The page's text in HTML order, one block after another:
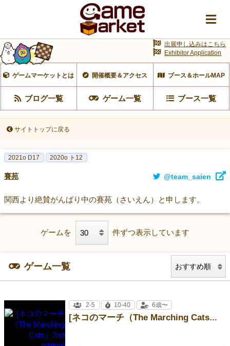
ゲームマーケットとは 開催概要＆アクセス ブース＆ホールMAP
ブログ一覧 ゲーム一覧 ブース一覧
出展申し込みはこちら
Exhibitor Application
サイトトップに戻る
2021o D17 2020o ト12
賽苑 @team_saien
関西より絶賛がんばり中の賽苑（さいえん）と申します。
ゲームを 件ずつ表示しています
ゲーム一覧
[ネコのマーチ（The Marching Cats）2nd edition]
2-5 10-40 6歳〜